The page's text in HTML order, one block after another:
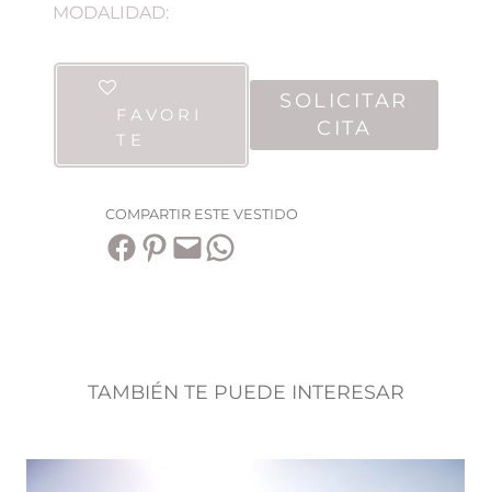
MODALIDAD:
FAVORI
TE
SOLICITAR
CITA
COMPARTIR ESTE VESTIDO
Compartir en Facebook Compartir en Pinterest Envía esta página por correo electrónico Compartir en WhatsApp
TAMBIÉN TE PUEDE INTERESAR